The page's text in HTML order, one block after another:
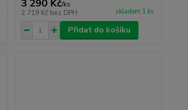
3 290 Kč/ks
2 719 Kč bez DPH skladem 1 ks
Přidat do košíku